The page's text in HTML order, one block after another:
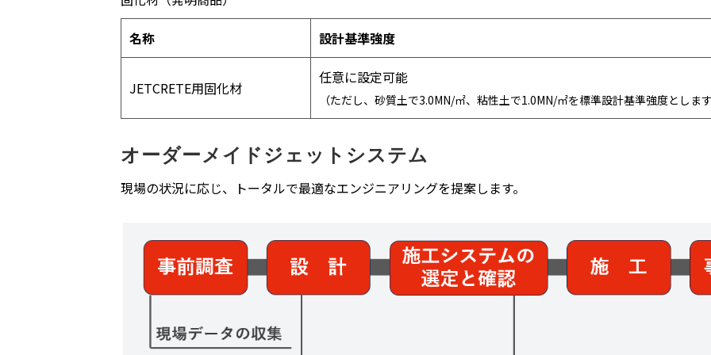
名称 設計基準強度
JETCRETE用固化材
任意に設定可能
（ただし、砂質土で3.0MN/㎡、粘性土で1.0MN/㎡を標準設計基準強度としま
オーダーメイドジェットシステム
現場の状況に応じ、トータルで最適なエンジニアリングを提案します。